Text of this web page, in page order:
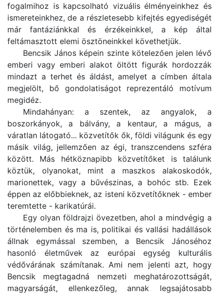
fogalmihoz is kapcsolható vizuális élményeinkhez és
ismereteinkhez, de a részletesebb kifejtés egyediségét
már fantáziánkkal és érzékeinkkel, a kép által
feltámasztott elemi ösztöneinkkel követhetjük.
Bencsik János képein szinte kötelezően jelen lévő
emberi vagy emberi alakot öltött figurák hordozzák
mindazt a terhet és áldást, amelyet a címben általa
megjelölt, bő gondolatiságot reprezentáló motívum
megidéz.
Mindahányan: a szentek, az angyalok, a
boszorkányok, a bálvány, a kentaur, a mágus, a
váratlan látogató... közvetítők ők, földi világunk és egy
másik világ, jellemzően az égi, transzcendens szféra
között. Más hétköznapibb közvetítőket is találunk
köztük, olyanokat, mint a maszkos alakoskodók,
marionettek, vagy a bűvészinas, a bohóc stb. Ezek
éppen az előbbieknek, az isteni közvetítőknek - ember
teremtette - karikatúrái.
Egy olyan földrajzi övezetben, ahol a mindvégig a
történelemben és ma is, politikai és vallási hadállások
állnak egymással szemben, a Bencsik Jánoséhoz
hasonló életművek az európai egység kulturális
védővárának számítanak. Ami nem jelenti azt, hogy
Bencsik megtagadná nemzeti meghatározottságát,
magyarságát, ellenkezőleg, annak legsajátosabb